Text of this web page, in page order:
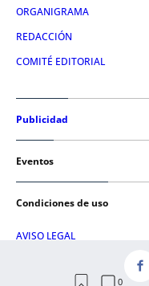
ORGANIGRAMA
REDACCIÓN
COMITÉ EDITORIAL
Publicidad
Eventos
Condiciones de uso
AVISO LEGAL